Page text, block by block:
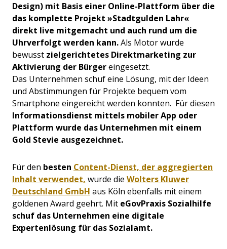
Design) mit Basis einer Online-Plattform über die
das komplette Projekt »Stadtgulden Lahr«
direkt live mitgemacht und auch rund um die
Uhrverfolgt werden kann.Als Motor wurde
bewusst zielgerichtetes Direktmarketing zur
Aktivierung der Bürgereingesetzt.
Das Unternehmen schuf eine Lösung, mit der Ideen
und Abstimmungen für Projekte bequem vom
Smartphone eingereicht werden konnten. Für diesen
Informationsdienst mittels mobiler App oder
Plattform wurde das Unternehmen mit einem
Gold Stevie ausgezeichnet.
Für den besten Content-Dienst, der aggregierten
Inhalt verwendet, wurde die Wolters Kluwer
Deutschland GmbH aus Köln ebenfalls mit einem
goldenen Award geehrt. Mit eGovPraxis Sozialhilfe
schuf das Unternehmen eine digitale
Expertenlösung für das Sozialamt.